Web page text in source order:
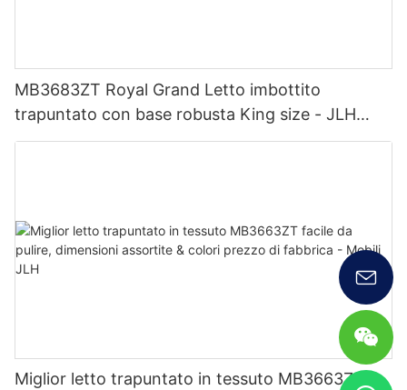
MB3683ZT Royal Grand Letto imbottito
trapuntato con base robusta King size - JLH
Furniture
Miglior letto trapuntato in tessuto MB3663ZT